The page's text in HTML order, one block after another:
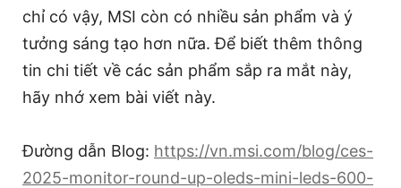
chỉ có vậy, MSI còn có nhiều sản phẩm và ý
tưởng sáng tạo hơn nữa. Để biết thêm thông
tin chi tiết về các sản phẩm sắp ra mắt này,
hãy nhớ xem bài viết này.
Đường dẫn Blog: https://vn.msi.com/blog/ces-
2025-monitor-round-up-oleds-mini-leds-600-